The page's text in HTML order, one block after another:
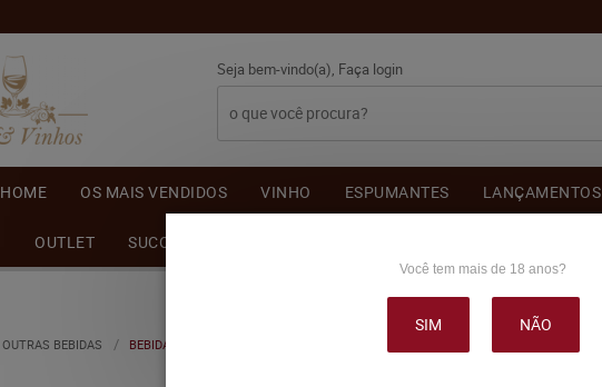
Seja bem-vindo(a), Faça login
HOME OS MAIS VENDIDOS VINHO ESPUMANTES LANÇAMENTOS
OUTLET SUCO DE UVA
OUTRAS BEBIDAS BEBIDA DE UVA GARIBALDI RELAX GASEIFICADA ZERO ÁLCOOL BRANCO 750ML
Você tem mais de 18 anos?
SIM NÃO